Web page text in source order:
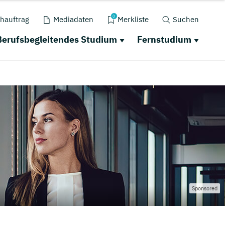
Mediadaten 0 Merkliste Suchen
Studium Fernstudium
Sponsored